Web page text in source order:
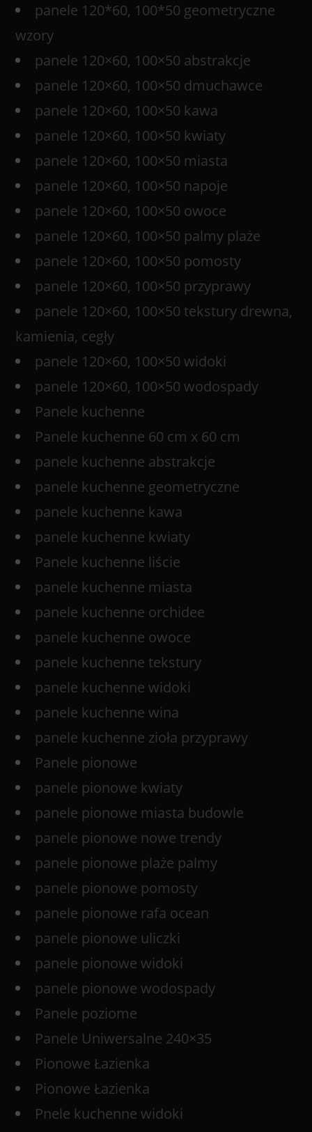
panele 120*60, 100*50 geometryczne
wzory
panele 120×60, 100×50 abstrakcje
panele 120×60, 100×50 dmuchawce
panele 120×60, 100×50 kawa
panele 120×60, 100×50 kwiaty
panele 120×60, 100×50 miasta
panele 120×60, 100×50 napoje
panele 120×60, 100×50 owoce
panele 120×60, 100×50 palmy plaże
panele 120×60, 100×50 pomosty
panele 120×60, 100×50 przyprawy
panele 120×60, 100×50 tekstury drewna,
kamienia, cegły
panele 120×60, 100×50 widoki
panele 120×60, 100×50 wodospady
Panele kuchenne
Panele kuchenne 60 cm x 60 cm
panele kuchenne abstrakcje
panele kuchenne geometryczne
panele kuchenne kawa
panele kuchenne kwiaty
Panele kuchenne liście
panele kuchenne miasta
panele kuchenne orchidee
panele kuchenne owoce
panele kuchenne tekstury
panele kuchenne widoki
panele kuchenne wina
panele kuchenne zioła przyprawy
Panele pionowe
panele pionowe kwiaty
panele pionowe miasta budowle
panele pionowe nowe trendy
panele pionowe plaże palmy
panele pionowe pomosty
panele pionowe rafa ocean
panele pionowe uliczki
panele pionowe widoki
panele pionowe wodospady
Panele poziome
Panele Uniwersalne 240×35
Pionowe Łazienka
Pionowe Łazienka
Pnele kuchenne widoki